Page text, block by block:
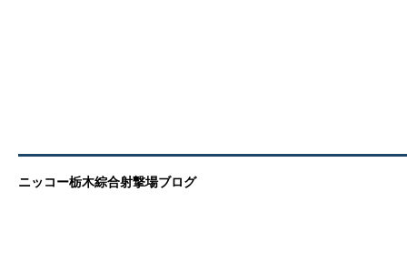
ニッコー栃木綜合射撃場ブログ